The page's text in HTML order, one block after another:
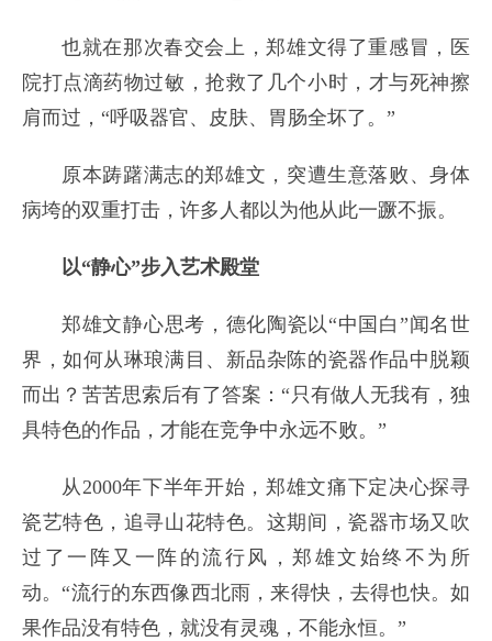
也就在那次春交会上，郑雄文得了重感冒，医
院打点滴药物过敏，抢救了几个小时，才与死神擦
肩而过，“呼吸器官、皮肤、胃肠全坏了。”
原本踌躇满志的郑雄文，突遭生意落败、身体
病垮的双重打击，许多人都以为他从此一蹶不振。
以“静心”步入艺术殿堂
郑雄文静心思考，德化陶瓷以“中国白”闻名世
界，如何从琳琅满目、新品杂陈的瓷器作品中脱颖
而出？苦苦思索后有了答案：“只有做人无我有，独
具特色的作品，才能在竞争中永远不败。”
从2000年下半年开始，郑雄文痛下定决心探寻
瓷艺特色，追寻山花特色。这期间，瓷器市场又吹
过了一阵又一阵的流行风，郑雄文始终不为所
动。“流行的东西像西北雨，来得快，去得也快。如
果作品没有特色，就没有灵魂，不能永恒。”